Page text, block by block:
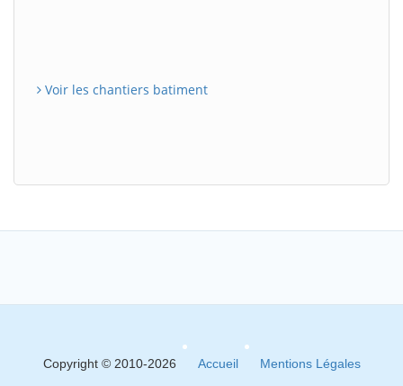
Voir les chantiers batiment
Copyright © 2010-2026 Accueil Mentions Légales